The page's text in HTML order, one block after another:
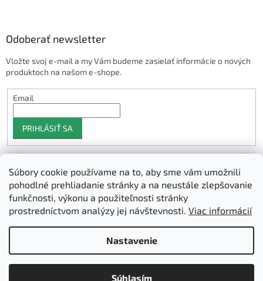
Súbory cookie používame na to, aby sme vám umožnili
pohodlné prehliadanie stránky a na neustále zlepšovanie
funkčnosti, výkonu a použiteľnosti stránky
prostredníctvom analýzy jej návštevnosti. Viac informácií
Nastavenie
Súhlasím
Odoberať newsletter
Vložte svoj e-mail a my Vám budeme zasielať informácie o nových
produktoch na našom e-shope.
Email
PRIHLÁSIŤ SA
Shoptet.sk
Upraviť nastavenie cookies